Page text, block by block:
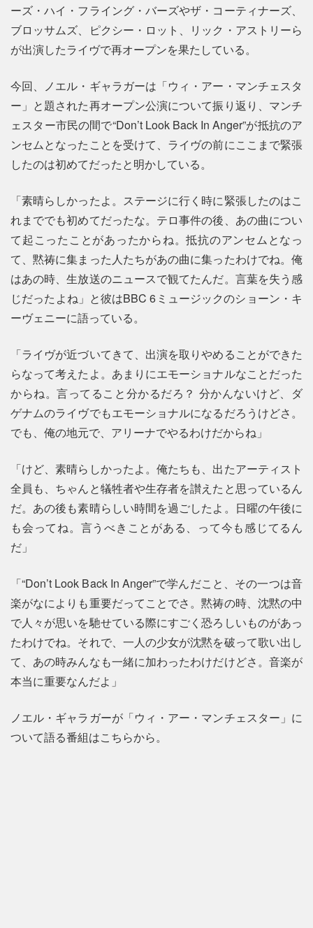
ーズ・ハイ・フライング・バーズやザ・コーティナーズ、
ブロッサムズ、ピクシー・ロット、リック・アストリーら
が出演したライヴで再オープンを果たしている。
今回、ノエル・ギャラガーは「ウィ・アー・マンチェスタ
ー」と題された再オープン公演について振り返り、マンチ
ェスター市民の間で“Don’t Look Back In Anger”が抵抗のア
ンセムとなったことを受けて、ライヴの前にここまで緊張
したのは初めてだったと明かしている。
「素晴らしかったよ。ステージに行く時に緊張したのはこ
れまででも初めてだったな。テロ事件の後、あの曲につい
て起こったことがあったからね。抵抗のアンセムとなっ
て、黙祷に集まった人たちがあの曲に集ったわけでね。俺
はあの時、生放送のニュースで観てたんだ。言葉を失う感
じだったよね」と彼はBBC 6ミュージックのショーン・キ
ーヴェニーに語っている。
「ライヴが近づいてきて、出演を取りやめることができた
らなって考えたよ。あまりにエモーショナルなことだった
からね。言ってること分かるだろ？ 分かんないけど、ダ
ゲナムのライヴでもエモーショナルになるだろうけどさ。
でも、俺の地元で、アリーナでやるわけだからね」
「けど、素晴らしかったよ。俺たちも、出たアーティスト
全員も、ちゃんと犠牲者や生存者を讃えたと思っているん
だ。あの後も素晴らしい時間を過ごしたよ。日曜の午後に
も会ってね。言うべきことがある、って今も感じてるん
だ」
「“Don’t Look Back In Anger”で学んだこと、その一つは音
楽がなによりも重要だってことでさ。黙祷の時、沈黙の中
で人々が思いを馳せている際にすごく恐ろしいものがあっ
たわけでね。それで、一人の少女が沈黙を破って歌い出し
て、あの時みんなも一緒に加わったわけだけどさ。音楽が
本当に重要なんだよ」
ノエル・ギャラガーが「ウィ・アー・マンチェスター」に
ついて語る番組はこちらから。